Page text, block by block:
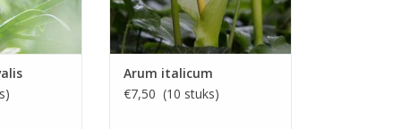
Arum italicum
€7,50 (10 stuks)